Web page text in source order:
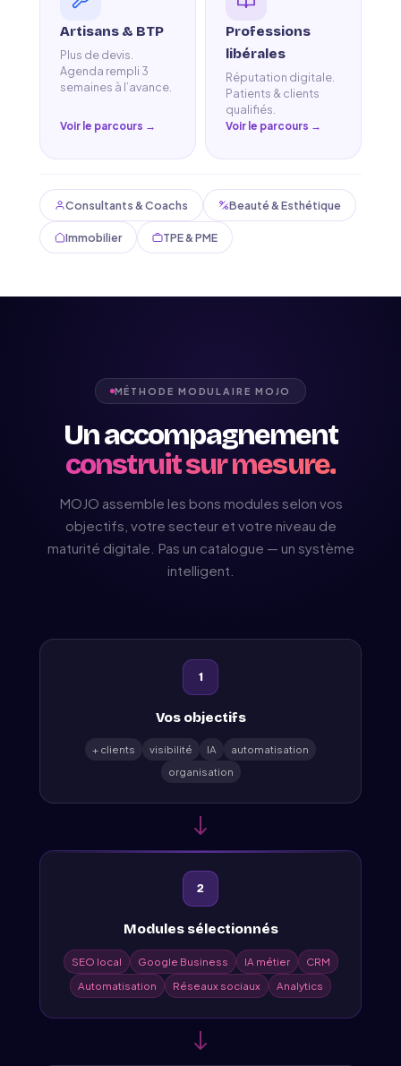
Artisans & BTP
Plus de devis.
Agenda rempli 3
semaines à l’avance.
Voir le parcours →
Professions
libérales
Réputation digitale.
Patients & clients
qualifiés.
Voir le parcours →
Consultants & Coachs Beauté & Esthétique
Immobilier TPE & PME
MÉTHODE MODULAIRE MOJO
Un accompagnement
construit sur mesure.
MOJO assemble les bons modules selon vos
objectifs, votre secteur et votre niveau de
maturité digitale. Pas un catalogue — un système
intelligent.
1
Vos objectifs
+ clients visibilité IA
automatisation
organisation
2
Modules sélectionnés
SEO local Google Business IA métier
CRM
Automatisation
Réseaux sociaux Analytics